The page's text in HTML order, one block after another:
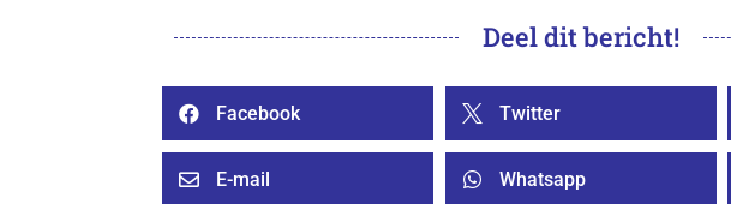
Deel dit bericht!
 Facebook  Twitter
 E-mail  Whatsapp